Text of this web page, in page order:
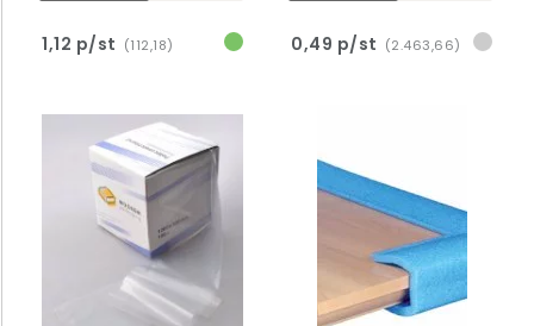
1,12 p/st (112,18) 0,49 p/st (2.463,66)